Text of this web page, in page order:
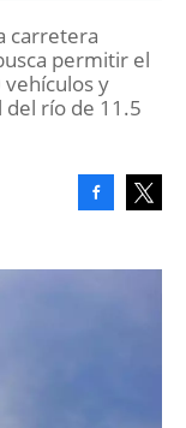
carretera
permitir el
y
del río de 11.5